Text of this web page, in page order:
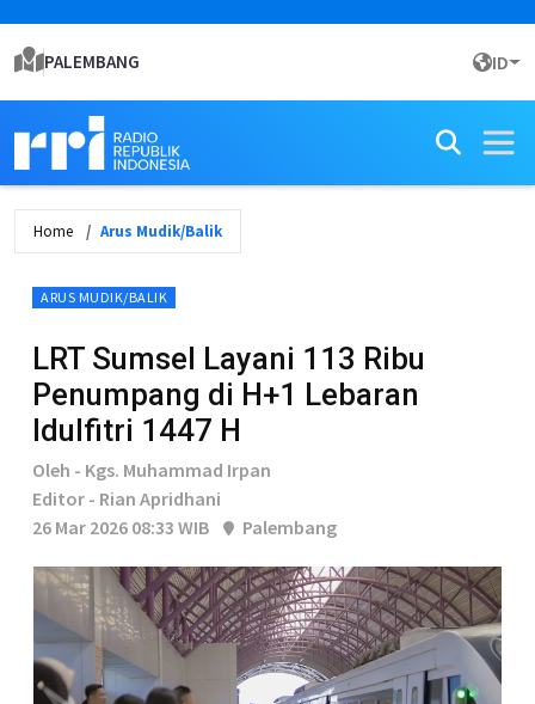
PALEMBANG ID
Home Arus Mudik/Balik
ARUS MUDIK/BALIK
LRT Sumsel Layani 113 Ribu
Penumpang di H+1 Lebaran
Idulfitri 1447 H
Oleh - Kgs. Muhammad Irpan
Editor - Rian Apridhani
26 Mar 2026 08:33 WIB
Palembang